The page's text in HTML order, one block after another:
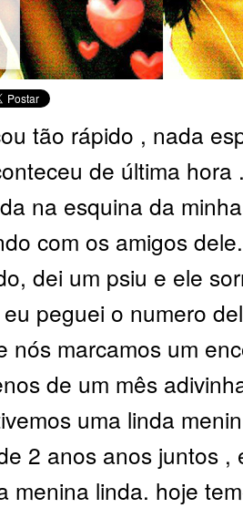
tão rápido , nada
de última
na esquina da
com os amigos
dei um psiu e ele
peguei o numero
nós marcamos um
de um mês
uma linda
2 anos anos juntos ,
menina linda. hoje